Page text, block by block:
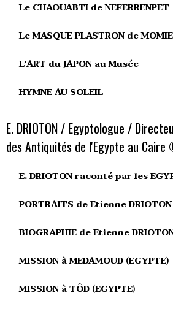
Le CHAOUABTI de NEFERRENPET
Le MASQUE PLASTRON de MOMIE
L’ART du JAPON au Musée
HYMNE AU SOLEIL
E. DRIOTON / Egyptologue /
des Antiquités de l'Egypte au
E. DRIOTON raconté par les
PORTRAITS de Etienne DRIOTON
BIOGRAPHIE de Etienne
MISSION à MEDAMOUD (EGYPTE)
MISSION à TÔD (EGYPTE)